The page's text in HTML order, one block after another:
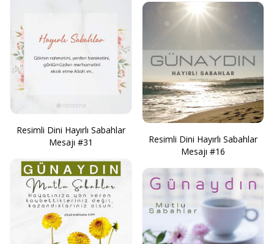
Resimli Dini Hayırlı Sabahlar
Mesajı #31
Resimli Dini Hayırlı Sabahlar
Mesajı #16